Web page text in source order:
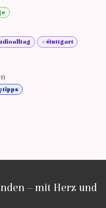
#stuttgart
– mit Herz und